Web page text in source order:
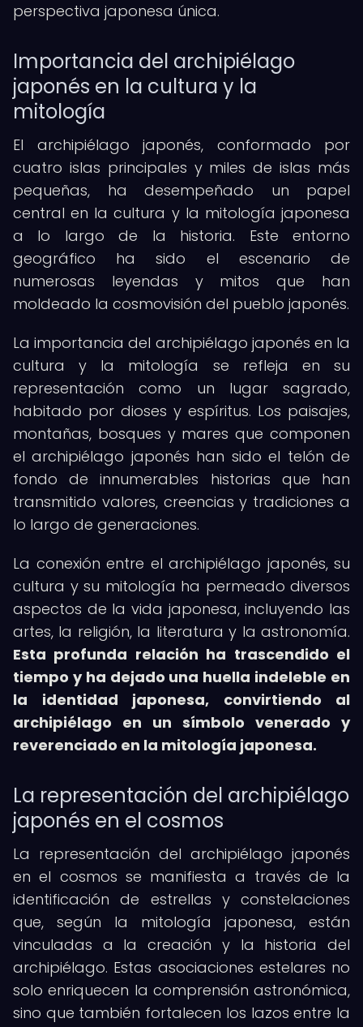
perspectiva japonesa única.
Importancia del archipiélago
japonés en la cultura y la
mitología
El archipiélago japonés, conformado por
cuatro islas principales y miles de islas más
pequeñas, ha desempeñado un papel
central en la cultura y la mitología japonesa
a lo largo de la historia. Este entorno
geográfico ha sido el escenario de
numerosas leyendas y mitos que han
moldeado la cosmovisión del pueblo japonés.
La importancia del archipiélago japonés en la
cultura y la mitología se refleja en su
representación como un lugar sagrado,
habitado por dioses y espíritus. Los paisajes,
montañas, bosques y mares que componen
el archipiélago japonés han sido el telón de
fondo de innumerables historias que han
transmitido valores, creencias y tradiciones a
lo largo de generaciones.
La conexión entre el archipiélago japonés, su
cultura y su mitología ha permeado diversos
aspectos de la vida japonesa, incluyendo las
artes, la religión, la literatura y la astronomía.
Esta profunda relación ha trascendido el
tiempo y ha dejado una huella indeleble en
la identidad japonesa, convirtiendo al
archipiélago en un símbolo venerado y
reverenciado en la mitología japonesa.
La representación del archipiélago
japonés en el cosmos
La representación del archipiélago japonés
en el cosmos se manifiesta a través de la
identificación de estrellas y constelaciones
que, según la mitología japonesa, están
vinculadas a la creación y la historia del
archipiélago. Estas asociaciones estelares no
solo enriquecen la comprensión astronómica,
sino que también fortalecen los lazos entre la